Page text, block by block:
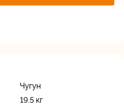
Чугун
19.5 кг